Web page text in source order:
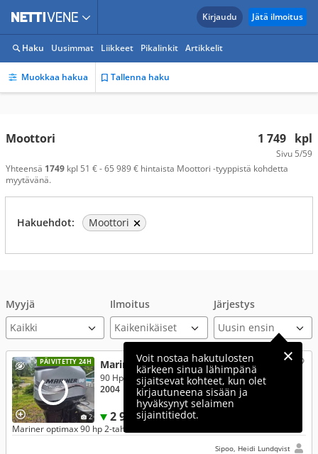
Kirjaudu Jätä ilmoitus
Haku Uusimmat Liikkeet Pikalinkit Artikkelit
Muokkaa hakua Tallenna haku
1 749 kpl
Sivu 5/59
Moottori
Yhteensä 1749 kpl 51 € - 65 989 € hintaista Moottori -tyyppistä kohdetta
myytävänä.
Hakuehdot: Moottori
Myyjä Ilmoitus Järjestys
Voit nostaa hakutulosten
kärkeen sinua lähimpänä
sijaitsevat kohteet, kun olet
kirjautuneena sisään ja
hyväksynyt selaimen
sijaintitiedot.
PÄIVITETTY 24H
2
Mariner Optimax Elptosw
2 990€
90 Hp
2004
Mariner optimax 90 hp 2-tahti moottori
Sipoo, Heidi Lundqvist